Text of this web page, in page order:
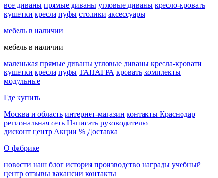
все диваны прямые диваны угловые диваны кресло-кровать
кушетки кресла пуфы столики аксессуары
мебель в наличии
мебель в наличии
маленькая прямые диваны угловые диваны кресла-кровати
кушетки кресла пуфы ТАНАГРА кровать комплекты
модульные
Где купить
Москва и область интернет-магазин контакты Краснодар
региональная сеть Написать руководителю
дисконт центр Акции % Доставка
О фабрике
новости наш блог история производство награды учебный
центр отзывы вакансии контакты